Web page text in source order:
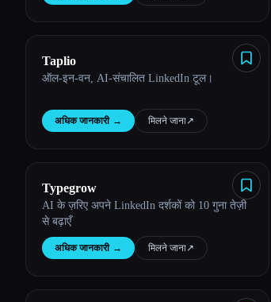
Taplio
ऑल-इन-वन, AI-संचालित LinkedIn टूल।
अधिक जानकारी → मिलने जाना↗︎
Typegrow
AI के ज़रिए अपने LinkedIn दर्शकों को 10 गुना तेज़ी
से बढ़ाएँ
अधिक जानकारी → मिलने जाना↗︎